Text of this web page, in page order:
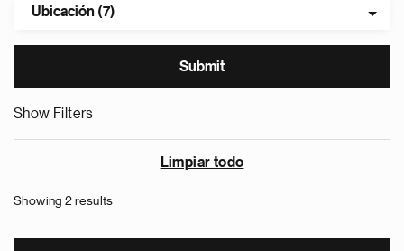
Ubicación (7)
Show Filters
Limpiar todo
Showing 2 results